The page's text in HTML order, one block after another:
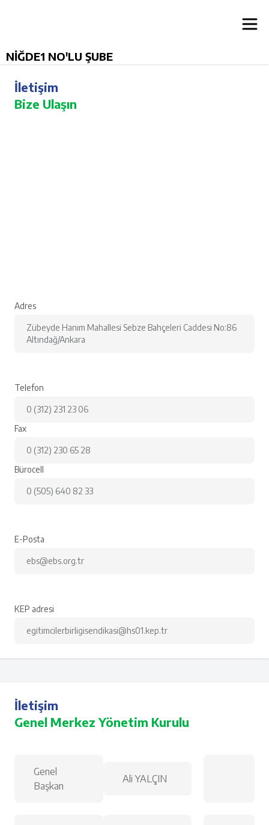
NİĞDE1 NO'LU ŞUBE
İletişim
Bize Ulaşın
Adres
Zübeyde Hanım Mahallesi Sebze Bahçeleri Caddesi No:86
Altındağ/Ankara
Telefon
0 (312) 231 23 06
Fax
0 (312) 230 65 28
Bürocell
0 (505) 640 82 33
E-Posta
ebs@ebs.org.tr
KEP adresi
egitimcilerbirligisendikasi@hs01.kep.tr
İletişim
Genel Merkez Yönetim Kurulu
Genel
Başkan
Ali YALÇIN